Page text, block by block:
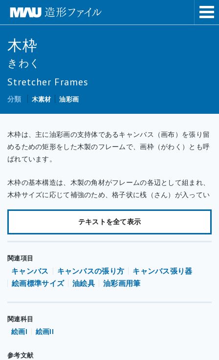
木枠
きわく
Stretcher Frames
分類 木素材 油彩画
木枠は、主に油彩画の支持体であるキャンバス（画布）を張り留
めるための矩形をした木製のフレームで、画枠（がわく）とも呼
ばれています。
木枠の基本構造は、木製の角材がフレームの各辺として組まれ、
木枠サイズに応じて補強のため、格子状に桟（さん）が入ってい
いたり、やや傾斜のある面などが表面になります。これは、キャ
ンバスを張って描画をする際に、筆先などが木枠部分に接触し難
くするためです。また、張り具合を調整するために、木枠の角に
くさびを打ち込むものなどもあります。木枠の材料は、主に杉や
桐（きり）などの木材が使われています。杉材は丈夫で曲がり難
く、キャンバスを剥がし新たに張るなどの再利用が可能です。桐
せん。また近年、環境問題などから小口径の杉や桐を使用した集
成材の木枠も市販されています。これは複数の木材を集成してい
るので反りなどが無く、純粋な杉材よりも安価な上に軽量で、あ
容易にするため、木枠を2つ折りにできるように、長辺の中央に
テキストを全て表示
関連項目
キャンバス キャンバスの張り方
キャンバス張り器
絵画標準サイズ
油絵具 油彩画用筆
関連科目
絵画I 絵画II
参考文献